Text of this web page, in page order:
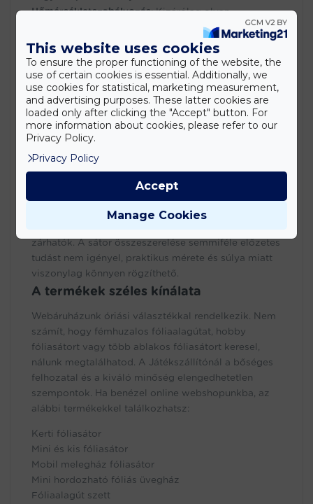
Hőmérsékletszabályozás: Kizárólag olyan
termékeket árulunk, amelyek maximálisan biztosítják
a megfelelő szellőzést, valamit a fénymennyiség és a
páratartalom szabályozását. Mindezt a szúnyoghálós
ablakok garantálják, amelyek szintén a legnagyobb
körültekintéssel lettek kialakítva.
Víztakarékossági szempontok: Egy fóliasátorban a
víz jobban megmarad, ezért kevesebb öntözést
igényel. A kedvezőbb környezeti feltételek kiváló
vásárolsz, növényeid garantáltan finomak és
egészségesek lesznek.
sátor felállításával, ezt a terméket neked találták ki.
zárhatók. A sátor összeszerelése semmiféle előzetes
tudást nem igényel, praktikus mérete és súlya miatt
viszonylag könnyen rögzíthető.
A termékek széles kínálata
Webáruházunk óriási választékkal rendelkezik. Nem
számít, hogy fémhuzalos fóliaalagútat, hobby
fóliasátort vagy több ablakos fóliasátort keresel,
nálunk megtalálhatod. A Játékszállítónál a bőséges
felhozatal és a kiváló minőség elengedhetetlen
szempontok. Ha benézel online webshopunkba, az
alábbi termékekkel találkozhatsz:
Kerti fóliasátor
Mini és kis fóliasátor
Mobil melegház fóliasátor
Mini hordozható fóliás üvegház
Fóliaalagút szett
This website uses cookies
To ensure the proper functioning of the website, the
use of certain cookies is essential. Additionally, we
use cookies for statistical, marketing measurement,
and advertising purposes. These latter cookies are
loaded only after clicking the "Accept" button. For
more information about cookies, please refer to our
Privacy Policy.
Privacy Policy
Manage Cookies
Accept